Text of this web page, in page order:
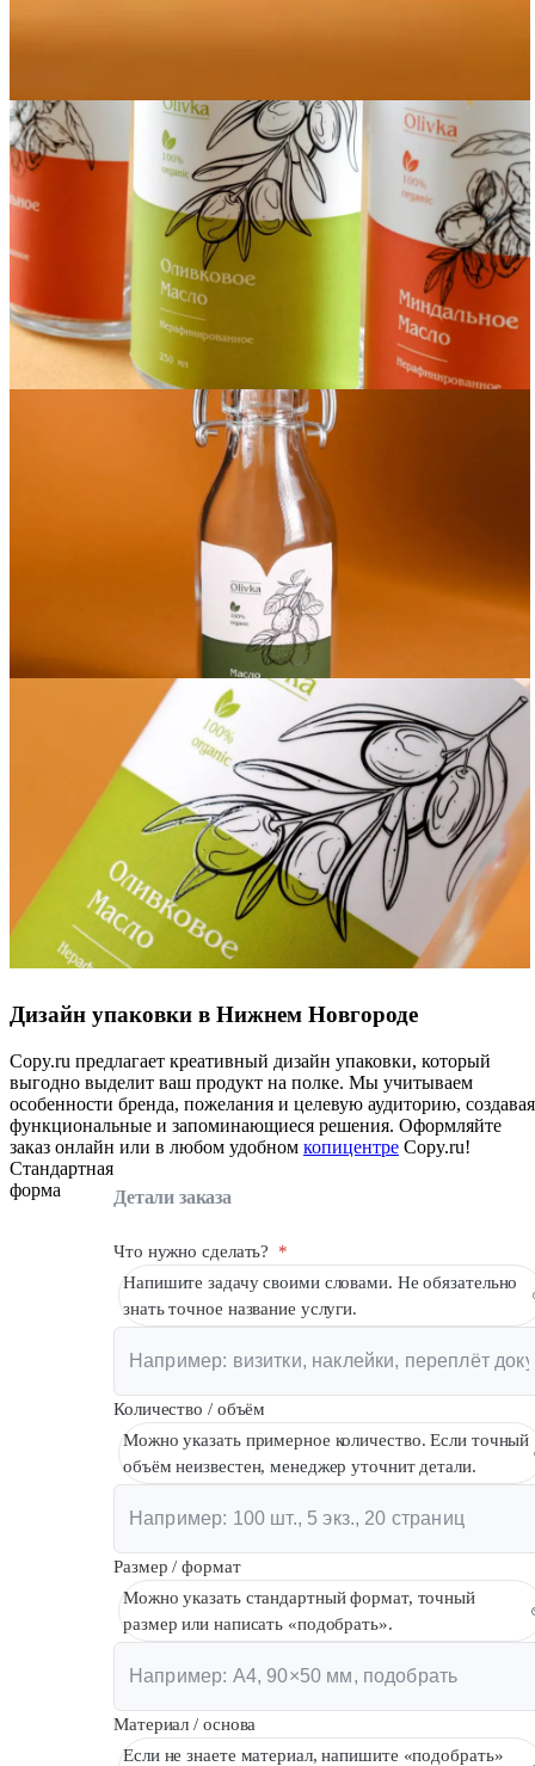
Написать директору
Арендодателям
Портфолио
Дизайн упаковки в Нижнем Новгороде
Copy.ru предлагает креативный дизайн упаковки, который
выгодно выделит ваш продукт на полке. Мы учитываем
особенности бренда, пожелания и целевую аудиторию, создавая
функциональные и запоминающиеся решения. Оформляйте
заказ онлайн или в любом удобном копицентре Copy.ru!
Стандартная
форма
Детали заказа
Что нужно сделать?
*
Напишите задачу своими словами. Не обязательно
знать точное название услуги.
Количество / объём
Можно указать примерное количество. Если точный
объём неизвестен, менеджер уточнит детали.
Размер / формат
Можно указать стандартный формат, точный
размер или написать «подобрать».
Материал / основа
Если не знаете материал, напишите «подобрать»